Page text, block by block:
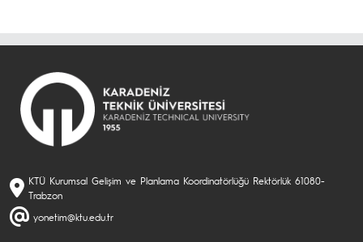
KTÜ Kurumsal Gelişim ve Planlama Koordinatörlüğü Rektörlük 61080-
Trabzon
yonetim@ktu.edu.tr